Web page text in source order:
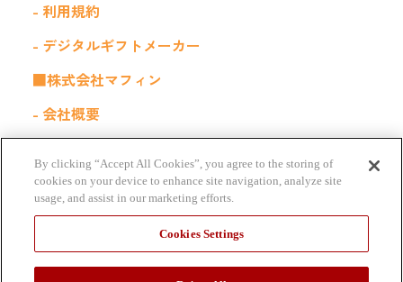
- 利用規約
- デジタルギフトメーカー
■株式会社マフィン
- 会社概要
■関連サービス
福利厚生サービス｜Kiigo for 社内販売
By clicking “Accept All Cookies”, you agree to the storing of
cookies on your device to enhance site navigation, analyze site
usage, and assist in our marketing efforts.
Cookies Settings